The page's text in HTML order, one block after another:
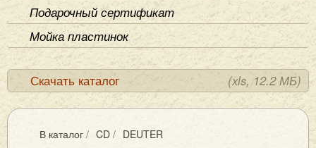
Подарочный сертификат
Мойка пластинок
Скачать каталог (xls, 12.2 МБ)
В каталог / CD / DEUTER